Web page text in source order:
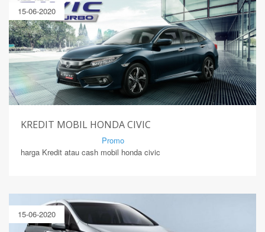
15-06-2020
KREDIT MOBIL HONDA CIVIC
Promo
harga Kredit atau cash mobil honda civic
15-06-2020